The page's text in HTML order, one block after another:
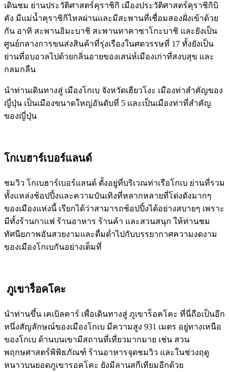
เดินชม ย่านประวัติศาสตร์คุราชิกิ เมืองประวัติศาสตร์คุราชิกิบิ
คัง มีแม่น้ำคุราชิกิไหลผ่านและมีสะพานที่เชื่อมสองฝั่งเข้าด้วย
กัน อาทิ สะพานอิมะบาชิ สะพานทาคาซาโกะบาชิ และยังเป็น
ศูนย์กลางการขนส่งสินค้าที่รุ่งเรืองในศตวรรษที่ 17 ทั้งยังเป็น
ย่านที่อบอวลไปด้วยกลิ่นอายของเสน่ห์เมืองเก่าที่สงบสุข และ
กลมกลืน
นำท่านเดินทางสู่ เมืองโกเบ จังหวัดเฮียวโงะ เมืองท่าสำคัญของ
ญี่ปุ่น เป็นเมืองขนาดใหญ่อันดับที่ 5 และเป็นเมืองท่าที่สำคัญ
ของญี่ปุ่น
โกเบฮาร์เบอร์แลนด์
ชมวิว โกเบฮาร์เบอร์แลนด์ ตั้งอยู่ที่บริเวณท่าเรือโกเบ ย่านที่รวม
ทั้งแหล่งช้อปปิ้งและความบันเทิงที่หลากหลายที่โด่งดังมากๆ
ของเมืองแห่งนี้ เรียกได้ว่าสามารถช้อปปิ้งได้อย่างสบายๆ เพราะ
มีทั้งร้านกาแฟ ร้านอาหาร ร้านค้า และสวนสนุก ให้ท่านชม
ทัศนียภาพอันสวยงามและดื่มด่ำไปกับบรรยากาศความงดงาม
ของเมืองโกเบกันอย่างเต็มที่
ภูเขาร็อคโคะ
นำท่านขึ้น เคเบิลคาร์ เพื่อเดินทางสู่ ภูเขาร็อคโคะ ที่นี่ถือเป็นอีก
หนึ่งสัญลักษณ์ของเมืองโกเบ มีความสูง 931 เมตร อยู่ทางเหนือ
ของโกเบ ด้านบนเขามีสถานที่เที่ยวมากมาย เช่น สวน
พฤกษศาสตร์พิพิธภัณฑ์ ร้านอาหารจุดชมวิว และในช่วงฤดู
หนาวบนยอดภูเขารอคโคะ ยังมีลานสกีเทียมอีกด้วย